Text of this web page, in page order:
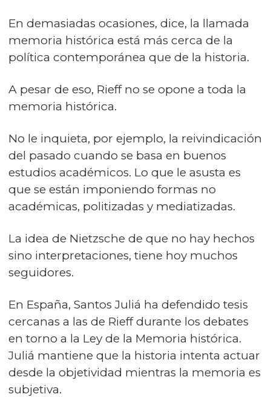
En demasiadas ocasiones, dice, la llamada
memoria histórica está más cerca de la
política contemporánea que de la historia.
A pesar de eso, Rieff no se opone a toda la
memoria histórica.
No le inquieta, por ejemplo, la reivindicación
del pasado cuando se basa en buenos
estudios académicos. Lo que le asusta es
que se están imponiendo formas no
académicas, politizadas y mediatizadas.
La idea de Nietzsche de que no hay hechos
sino interpretaciones, tiene hoy muchos
seguidores.
En España, Santos Juliá ha defendido tesis
cercanas a las de Rieff durante los debates
en torno a la Ley de la Memoria histórica.
Juliá mantiene que la historia intenta actuar
desde la objetividad mientras la memoria es
subjetiva.